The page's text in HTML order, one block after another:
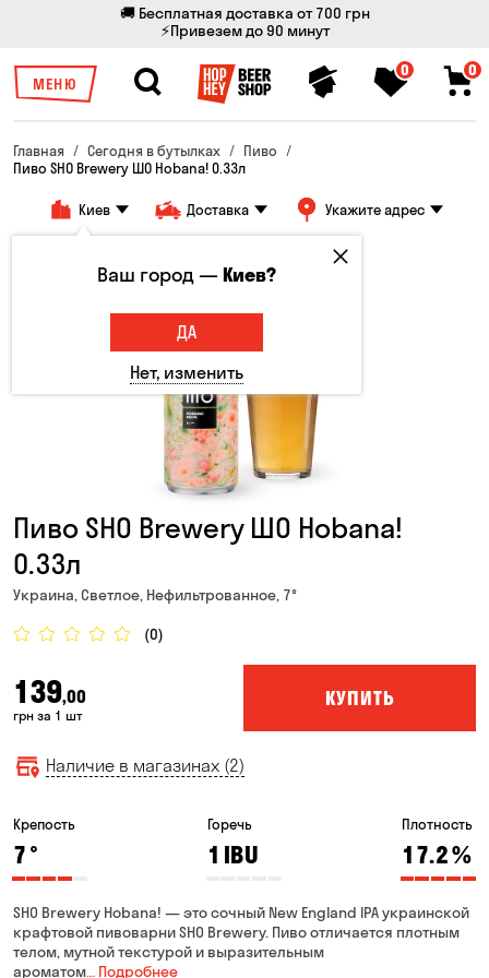
🚚 Бесплатная доставка от 700 грн
⚡Привезем до 90 минут
МЕНЮ
0 0
Главная Сегодня в бутылках
Пиво
Пиво SHO Brewery ШО Hobana! 0.33л
Киев Доставка Укажите адрес
Пиво SHO Brewery ШО Hobana!
0.33л
Украина, Светлое, Нефильтрованное, 7°
(0)
139,00
грн за 1 шт
КУПИТЬ
Наличие в магазинах (2)
Крепость
7°
Горечь
1 IBU
Плотность
17.2%
SHO Brewery Hobana! — это сочный New England IPA украинской
крафтовой пивоварни SHO Brewery. Пиво отличается плотным
телом, мутной текстурой и выразительным
ароматом… Подробнее
Ваш город —Киев?
ДА
Нет, изменить